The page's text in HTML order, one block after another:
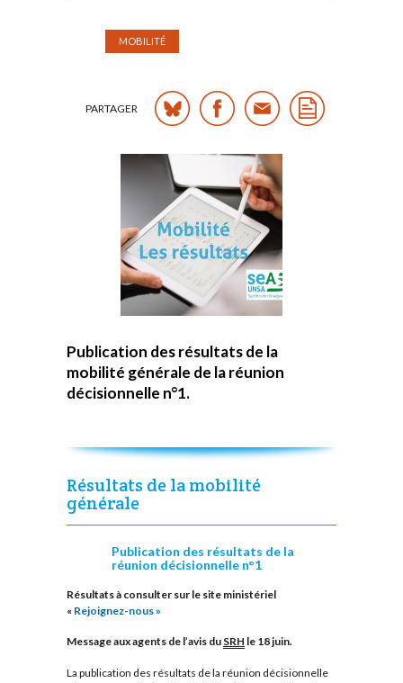
MOBILITÉ
PARTAGER
Publication des résultats de la
mobilité générale de la réunion
décisionnelle n°1.
Résultats de la mobilité
générale
Publication des résultats de la
réunion décisionnelle n°1
Résultats à consulter sur le site ministériel
« Rejoignez-nous »
Message aux agents de l’avis du SRH le 18 juin.
La publication des résultats de la réunion décisionnelle